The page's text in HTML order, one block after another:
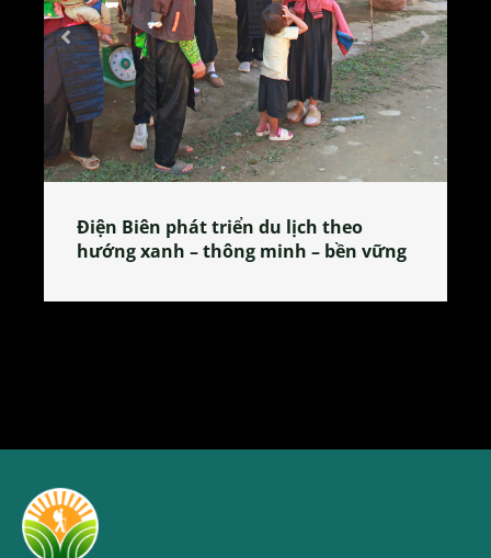
Làng làm bánh tẻ Phú Nhi – nơi lan
tỏa đặc sản xứ Đoài